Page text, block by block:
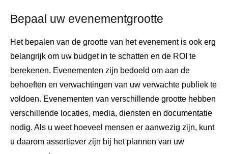
Bepaal uw evenementgrootte
Het bepalen van de grootte van het evenement is ook erg
belangrijk om uw budget in te schatten en de ROI te
berekenen. Evenementen zijn bedoeld om aan de
behoeften en verwachtingen van uw verwachte publiek te
voldoen. Evenementen van verschillende grootte hebben
verschillende locaties, media, diensten en documentatie
nodig. Als u weet hoeveel mensen er aanwezig zijn, kunt
u daarom assertiever zijn bij het plannen van uw